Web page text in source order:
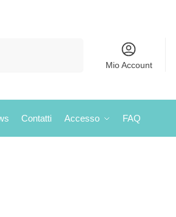
Mio Account
Contatti Accesso FAQ